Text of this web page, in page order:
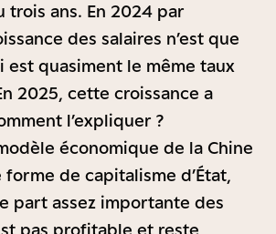
trois ans. En 2024 par
des salaires n’est que
est quasiment le même taux
2025, cette croissance a
l’expliquer ?
économique de la Chine
de capitalisme d’État,
part assez importante des
pas profitable et reste